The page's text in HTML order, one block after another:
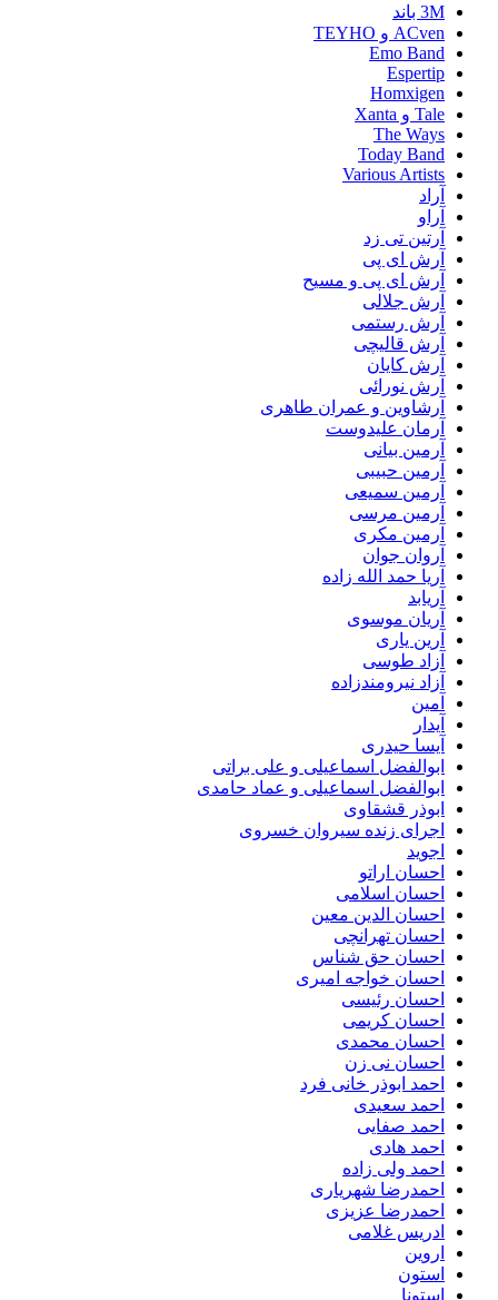
3M باند
ACven و TEYHO
Emo Band
Espertip
Homxigen
Tale و Xanta
The Ways
Today Band
Various Artists
آراد
آراو
آرتین تی زد
آرش ای پی
آرش ای پی و مسیح
آرش جلالی
آرش رستمی
آرش قالیچی
آرش کایان
آرش نورائی
آرشاوین و عمران طاهری
آرمان علیدوست
آرمین بیانی
آرمین حبیبی
آرمین سمیعی
آرمین مرسی
آرمین مکری
آروان جوان
آریا حمد الله زاده
آریابد
آریان موسوی
آرین یاری
آزاد طوسی
آزاد نیرومندزاده
آمین
آیدار
آیسا حیدری
ابوالفضل اسماعیلی و علی براتی
ابوالفضل اسماعیلی و عماد حامدی
ابوذر قشقاوی
اجرای زنده سیروان خسروی
اجوید
احسان اراتو
احسان اسلامی
احسان الدین معین
احسان تهرانچی
احسان حق شناس
احسان خواجه امیری
احسان رئیسی
احسان کریمی
احسان محمدی
احسان نی زن
احمد ابوذر خانی فرد
احمد سعیدی
احمد صفایی
احمد هادی
احمد ولی زاده
احمدرضا شهریاری
احمدرضا عزیزی
ادریس غلامی
اروین
استون
استونا